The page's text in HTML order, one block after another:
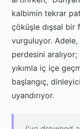
kalbimin tekrar
çöküşle dışsal bir
vurguluyor.
perdesini
yıkımla iç içe
başlangıç,
uyandırıyor.